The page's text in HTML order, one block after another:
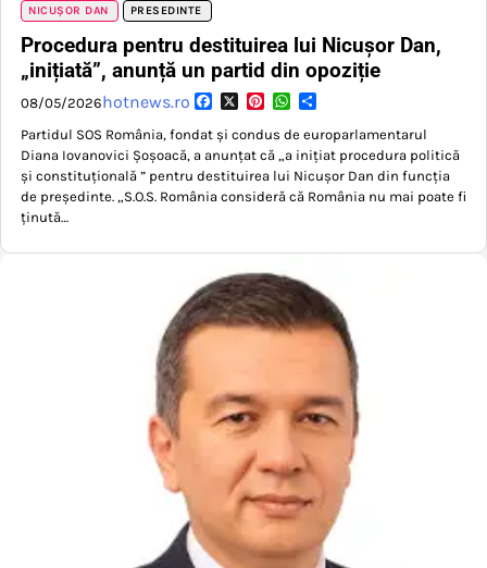
NICUȘOR DAN PRESEDINTE
Procedura pentru destituirea lui Nicușor Dan,
„inițiată”, anunță un partid din opoziție
08/05/2026hotnews.ro Facebook
X PinterestWhatsApp
Partidul SOS România, fondat și condus de europarlamentarul
Diana Iovanovici Șoșoacă, a anunțat că „a inițiat procedura politică
și constituțională ” pentru destituirea lui Nicușor Dan din funcția
de președinte. „S.O.S. România consideră că România nu mai poate fi
ținută…